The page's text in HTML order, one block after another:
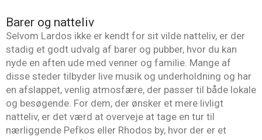
Barer og natteliv
Selvom Lardos ikke er kendt for sit vilde natteliv, er der
stadig et godt udvalg af barer og pubber, hvor du kan
nyde en aften ude med venner og familie. Mange af
disse steder tilbyder live musik og underholdning og har
en afslappet, venlig atmosfære, der passer til både lokale
og besøgende. For dem, der ønsker et mere livligt
natteliv, er det værd at overveje at tage en tur til
nærliggende Pefkos eller Rhodos by, hvor der er et